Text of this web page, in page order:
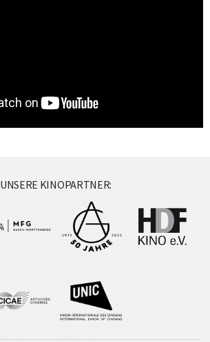
UNSERE KINOPARTNER: